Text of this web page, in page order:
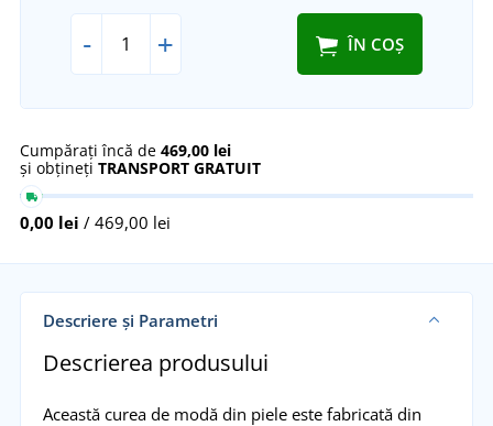
- + ÎN COȘ
Cumpărați încă de 469,00 lei
și obțineți TRANSPORT GRATUIT
0,00 lei / 469,00 lei
Descriere și Parametri
Descrierea produsului
Această curea de modă din piele este fabricată din